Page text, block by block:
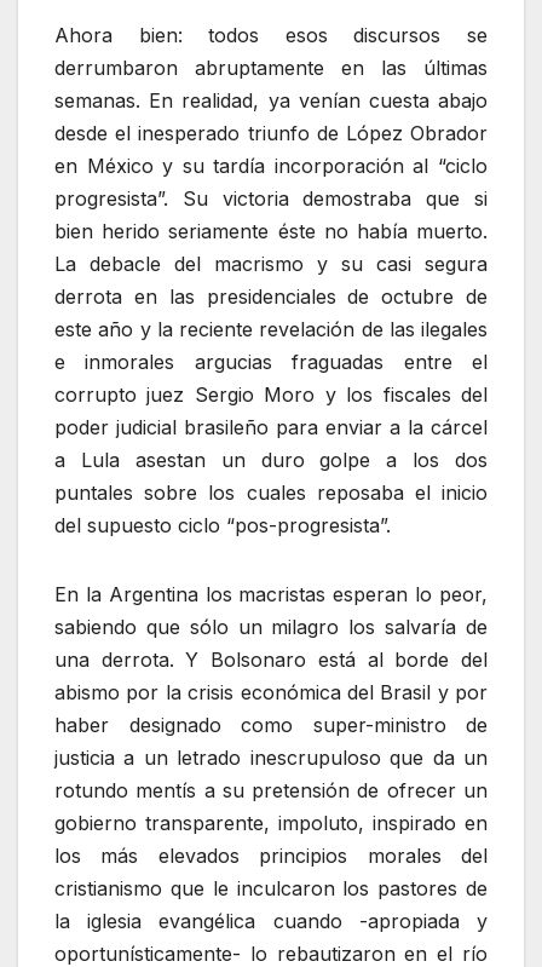
Ahora bien: todos esos discursos se
derrumbaron abruptamente en las últimas
semanas. En realidad, ya venían cuesta abajo
desde el inesperado triunfo de López Obrador
en México y su tardía incorporación al “ciclo
progresista”. Su victoria demostraba que si
bien herido seriamente éste no había muerto.
La debacle del macrismo y su casi segura
derrota en las presidenciales de octubre de
este año y la reciente revelación de las ilegales
e inmorales argucias fraguadas entre el
corrupto juez Sergio Moro y los fiscales del
poder judicial brasileño para enviar a la cárcel
a Lula asestan un duro golpe a los dos
puntales sobre los cuales reposaba el inicio
del supuesto ciclo “pos-progresista”.
En la Argentina los macristas esperan lo peor,
sabiendo que sólo un milagro los salvaría de
una derrota. Y Bolsonaro está al borde del
abismo por la crisis económica del Brasil y por
haber designado como super-ministro de
justicia a un letrado inescrupuloso que da un
rotundo mentís a su pretensión de ofrecer un
gobierno transparente, impoluto, inspirado en
los más elevados principios morales del
cristianismo que le inculcaron los pastores de
la iglesia evangélica cuando -apropiada y
oportunísticamente- lo rebautizaron en el río